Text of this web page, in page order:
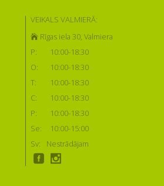
VEIKALS VALMIERĀ:
Rīgas iela 30, Valmiera
P:
10:00-18:30
O:
10:00-18:30
T:
10:00-18:30
C:
10:00-18:30
P:
10:00-18:30
Se:
10:00-15:00
Sv:
Nestrādājam